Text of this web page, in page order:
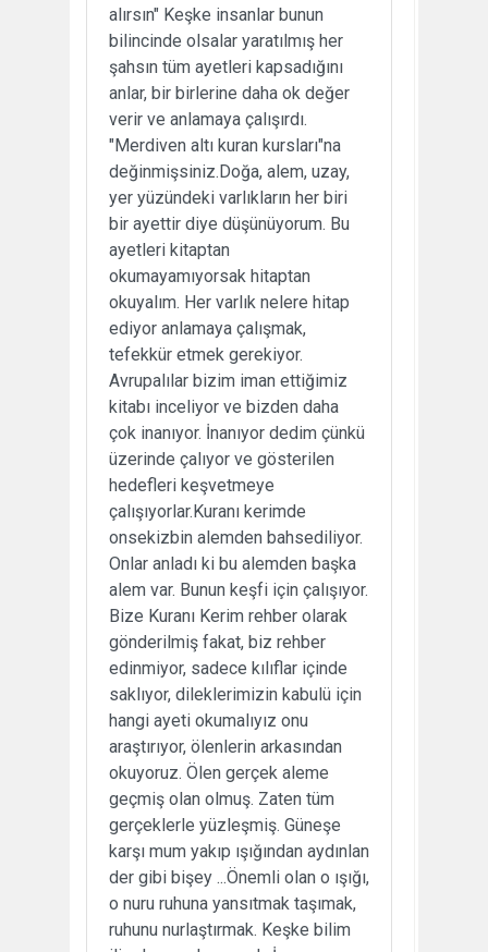
alırsın" Keşke insanlar bunun
bilincinde olsalar yaratılmış her
şahsın tüm ayetleri kapsadığını
anlar, bir birlerine daha ok değer
verir ve anlamaya çalışırdı.
"Merdiven altı kuran kursları"na
değinmişsiniz.Doğa, alem, uzay,
yer yüzündeki varlıkların her biri
bir ayettir diye düşünüyorum. Bu
ayetleri kitaptan
okumayamıyorsak hitaptan
okuyalım. Her varlık nelere hitap
ediyor anlamaya çalışmak,
tefekkür etmek gerekiyor.
Avrupalılar bizim iman ettiğimiz
kitabı inceliyor ve bizden daha
çok inanıyor. İnanıyor dedim çünkü
üzerinde çalıyor ve gösterilen
hedefleri keşvetmeye
çalışıyorlar.Kuranı kerimde
onsekizbin alemden bahsediliyor.
Onlar anladı ki bu alemden başka
alem var. Bunun keşfi için çalışıyor.
Bize Kuranı Kerim rehber olarak
gönderilmiş fakat, biz rehber
edinmiyor, sadece kılıflar içinde
saklıyor, dileklerimizin kabulü için
hangi ayeti okumalıyız onu
araştırıyor, ölenlerin arkasından
okuyoruz. Ölen gerçek aleme
geçmiş olan olmuş. Zaten tüm
gerçeklerle yüzleşmiş. Güneşe
karşı mum yakıp ışığından aydınlan
der gibi bişey ...Önemli olan o ışığı,
o nuru ruhuna yansıtmak taşımak,
ruhunu nurlaştırmak. Keşke bilim